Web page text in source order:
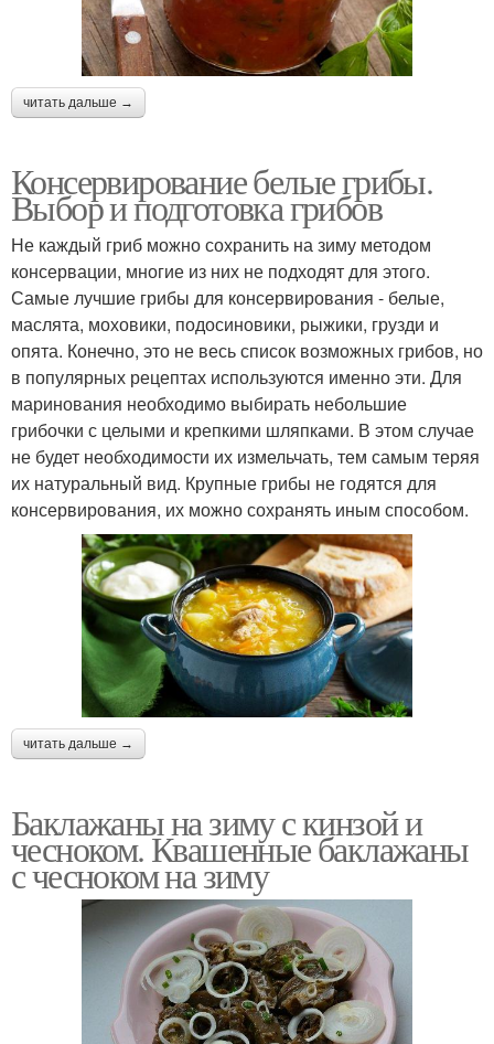
читать дальше →
Консервирование белые грибы.
Выбор и подготовка грибов
Не каждый гриб можно сохранить на зиму методом
консервации, многие из них не подходят для этого.
Самые лучшие грибы для консервирования - белые,
маслята, моховики, подосиновики, рыжики, грузди и
опята. Конечно, это не весь список возможных грибов, но
в популярных рецептах используются именно эти. Для
маринования необходимо выбирать небольшие
грибочки с целыми и крепкими шляпками. В этом случае
не будет необходимости их измельчать, тем самым теряя
их натуральный вид. Крупные грибы не годятся для
консервирования, их можно сохранять иным способом.
читать дальше →
Баклажаны на зиму с кинзой и
чесноком. Квашенные баклажаны
с чесноком на зиму